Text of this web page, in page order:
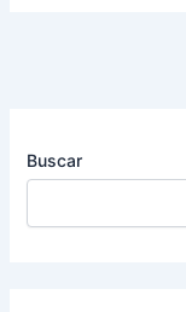
Buscar